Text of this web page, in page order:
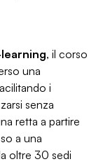
, il corso
una
i
senza
retta a partire
a una
oltre 30 sedi